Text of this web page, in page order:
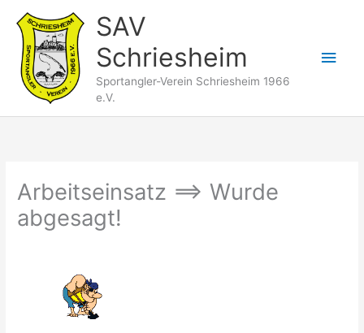
Inhalt
springen
SAV
Schriesheim
Sportangler-Verein Schriesheim 1966
e.V.
Arbeitseinsatz ==> Wurde
abgesagt!